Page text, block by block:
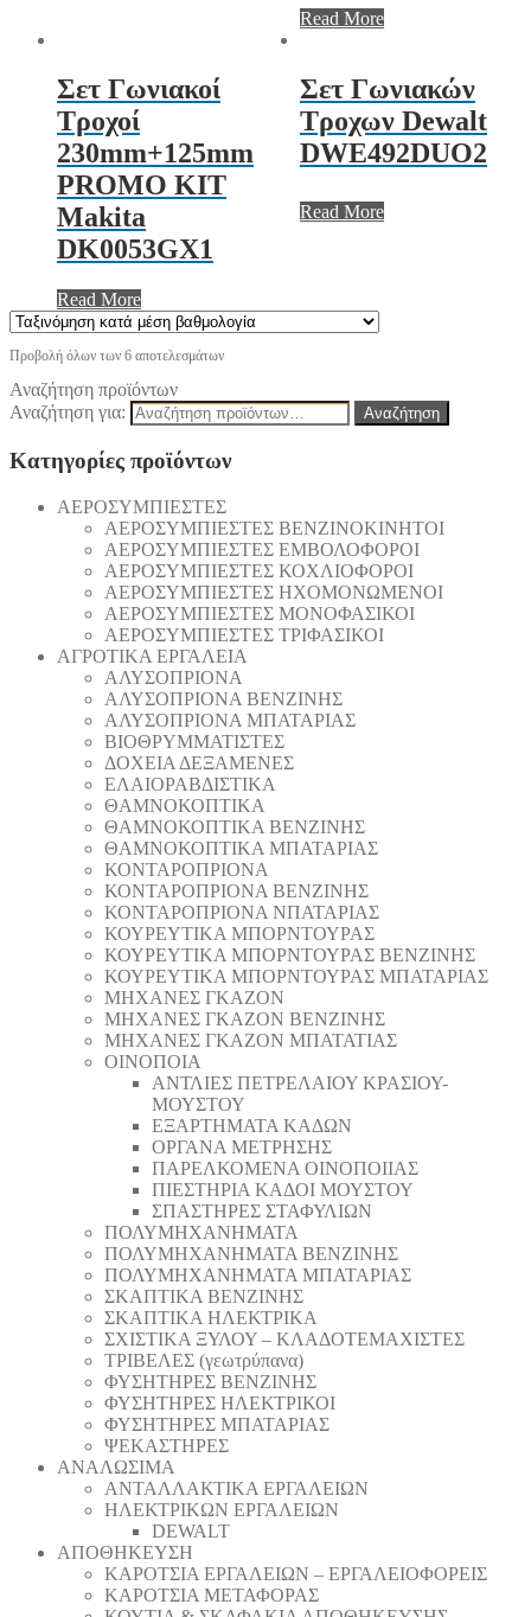
Read More
Σετ Γωνιακοί
Τροχοί
230mm+125mm
PROMO KIT
Makita
DK0053GX1
Read More
Σετ Γωνιακών
Τροχων Dewalt
DWE492DUO2
Read More
Προβολή όλων των 6 αποτελεσμάτων
Αναζήτηση προϊόντων
Αναζήτηση για:
Αναζήτηση
Κατηγορίες προϊόντων
AEΡΟΣΥΜΠΙΕΣΤΕΣ
AEΡΟΣΥΜΠΙΕΣΤΕΣ ΒΕΝΖΙΝΟΚΙΝΗΤΟΙ
AEΡΟΣΥΜΠΙΕΣΤΕΣ ΕΜΒΟΛΟΦΟΡΟΙ
AEΡΟΣΥΜΠΙΕΣΤΕΣ ΚΟΧΛΙΟΦΟΡΟΙ
ΑΕΡΟΣΥΜΠΙΕΣΤΕΣ ΗΧΟΜΟΝΩΜΕΝΟΙ
ΑΕΡΟΣΥΜΠΙΕΣΤΕΣ ΜΟΝΟΦΑΣΙΚΟΙ
ΑΕΡΟΣΥΜΠΙΕΣΤΕΣ ΤΡΙΦΑΣΙΚΟΙ
ΑΓΡΟΤΙΚΑ ΕΡΓΑΛΕΙΑ
AΛΥΣΟΠΡΙΟΝΑ
AΛΥΣΟΠΡΙΟΝΑ ΒΕΝΖΙΝΗΣ
AΛΥΣΟΠΡΙΟΝΑ ΜΠΑΤΑΡΙΑΣ
ΒΙΟΘΡΥΜΜΑΤΙΣΤΕΣ
ΔΟΧΕΙΑ ΔΕΞΑΜΕΝΕΣ
ΕΛΑΙΟΡΑΒΔΙΣΤΙΚΑ
ΘAΜΝΟΚΟΠΤΙΚΑ
ΘAΜΝΟΚΟΠΤΙΚΑ ΒΕΝΖΙΝΗΣ
ΘAΜΝΟΚΟΠΤΙΚΑ ΜΠΑΤΑΡΙΑΣ
ΚΟΝΤΑΡΟΠΡΙΟΝΑ
ΚΟΝΤΑΡΟΠΡΙΟΝΑ ΒΕΝΖΙΝΗΣ
ΚΟΝΤΑΡΟΠΡΙΟΝΑ ΝΠΑΤΑΡΙΑΣ
ΚΟΥΡΕΥΤΙΚΑ ΜΠΟΡΝΤΟΥΡΑΣ
ΚΟΥΡΕΥΤΙΚΑ ΜΠΟΡΝΤΟΥΡΑΣ ΒΕΝΖΙΝΗΣ
ΚΟΥΡΕΥΤΙΚΑ ΜΠΟΡΝΤΟΥΡΑΣ ΜΠΑΤΑΡΙΑΣ
ΜΗΧΑΝΕΣ ΓΚΑΖΟΝ
ΜΗΧΑΝΕΣ ΓΚΑΖΟΝ ΒΕΝΖΙΝΗΣ
ΜΗΧΑΝΕΣ ΓΚΑΖΟΝ ΜΠΑΤΑΤΙΑΣ
ΟΙΝΟΠΟΙΑ
ΑΝΤΛΙΕΣ ΠΕΤΡΕΛΑΙΟΥ ΚΡΑΣΙΟΥ-
ΜΟΥΣΤΟΥ
ΕΞΑΡΤΗΜΑΤΑ ΚΑΔΩΝ
ΟΡΓΑΝΑ ΜΕΤΡΗΣΗΣ
ΠΑΡΕΛΚΟΜΕΝΑ ΟΙΝΟΠΟΙΙΑΣ
ΠΙΕΣΤΗΡΙΑ ΚΑΔΟΙ ΜΟΥΣΤΟΥ
ΣΠΑΣΤΗΡΕΣ ΣΤΑΦΥΛΙΩΝ
ΠΟΛΥΜΗΧΑΝΗΜΑΤΑ
ΠΟΛΥΜΗΧΑΝΗΜΑΤΑ ΒΕΝΖΙΝΗΣ
ΠΟΛΥΜΗΧΑΝΗΜΑΤΑ ΜΠΑΤΑΡΙΑΣ
ΣΚΑΠΤΙΚΑ ΒΕΝΖΙΝΗΣ
ΣΚΑΠΤΙΚΑ ΗΛΕΚΤΡΙΚΑ
ΣΧΙΣΤΙΚΑ ΞΥΛΟΥ – ΚΛΑΔΟΤΕΜΑΧΙΣΤΕΣ
ΤΡΙΒΕΛΕΣ (γεωτρύπανα)
ΦΥΣΗΤΗΡΕΣ ΒΕΝΖΙΝΗΣ
ΦΥΣΗΤΗΡΕΣ ΗΛΕΚΤΡΙΚΟΙ
ΦΥΣΗΤΗΡΕΣ ΜΠΑΤΑΡΙΑΣ
ΨΕΚΑΣΤΗΡΕΣ
ΑΝΑΛΩΣΙΜΑ
ΑΝΤΑΛΛΑΚΤΙΚΑ ΕΡΓΑΛΕΙΩΝ
ΗΛΕΚΤΡΙΚΩΝ ΕΡΓΑΛΕΙΩΝ
DEWALT
ΑΠΟΘΗΚΕΥΣΗ
ΚΑΡΟΤΣΙΑ ΕΡΓΑΛΕΙΩΝ – ΕΡΓΑΛΕΙΟΦΟΡΕΙΣ
ΚΑΡΟΤΣΙΑ ΜΕΤΑΦΟΡΑΣ